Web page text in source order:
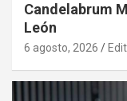
Candelabrum
León
6 agosto, 2026